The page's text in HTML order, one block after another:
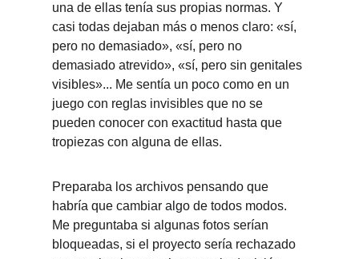
una de ellas tenía sus propias normas. Y
casi todas dejaban más o menos claro: «sí,
pero no demasiado», «sí, pero no
demasiado atrevido», «sí, pero sin genitales
visibles»... Me sentía un poco como en un
juego con reglas invisibles que no se
pueden conocer con exactitud hasta que
tropiezas con alguna de ellas.
Preparaba los archivos pensando que
habría que cambiar algo de todos modos.
Me preguntaba si algunas fotos serían
bloqueadas, si el proyecto sería rechazado